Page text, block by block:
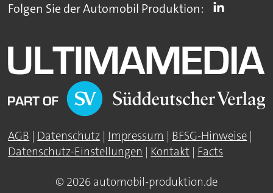
Folgen Sie der Automobil Produktion:
AGB | Datenschutz | Impressum | BFSG-Hinweise |
Datenschutz-Einstellungen | Kontakt | Facts
© 2026 automobil-produktion.de